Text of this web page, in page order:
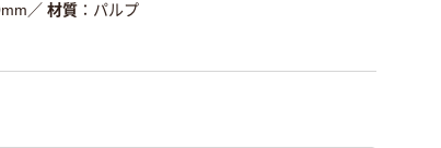
くはページ下部の商品詳細「
／ 材質
パルプ